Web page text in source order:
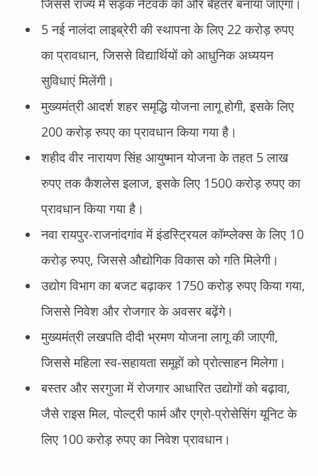
जिससे राज्य में सड़क नेटवर्क को और बेहतर बनाया जाएगा।
5 नई नालंदा लाइब्रेरी की स्थापना के लिए 22 करोड़ रुपए
का प्रावधान, जिससे विद्यार्थियों को आधुनिक अध्ययन
सुविधाएं मिलेंगी।
मुख्यमंत्री आदर्श शहर समृद्धि योजना लागू होगी, इसके लिए
200 करोड़ रुपए का प्रावधान किया गया है।
शहीद वीर नारायण सिंह आयुष्मान योजना के तहत 5 लाख
रुपए तक कैशलेस इलाज, इसके लिए 1500 करोड़ रुपए का
प्रावधान किया गया है।
नवा रायपुर-राजनांदगांव में इंडस्ट्रियल कॉम्प्लेक्स के लिए 10
करोड़ रुपए, जिससे औद्योगिक विकास को गति मिलेगी।
उद्योग विभाग का बजट बढ़ाकर 1750 करोड़ रुपए किया गया,
जिससे निवेश और रोजगार के अवसर बढ़ेंगे।
मुख्यमंत्री लखपति दीदी भ्रमण योजना लागू की जाएगी,
जिससे महिला स्व-सहायता समूहों को प्रोत्साहन मिलेगा।
बस्तर और सरगुजा में रोजगार आधारित उद्योगों को बढ़ावा,
जैसे राइस मिल, पोल्ट्री फार्म और एग्रो-प्रोसेसिंग यूनिट के
लिए 100 करोड़ रुपए का निवेश प्रावधान।